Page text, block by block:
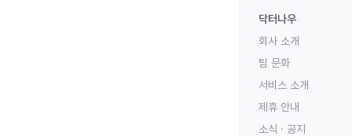
닥터나우
회사 소개
팀 문화
서비스 소개
제휴 안내
소식 · 공지